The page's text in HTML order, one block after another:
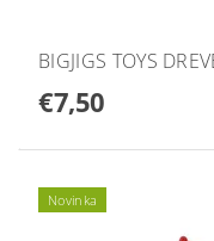
BIGJIGS TOYS
€7,50
Novinka